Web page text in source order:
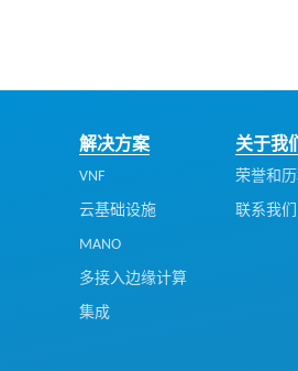
解决方案
VNF
云基础设施
MANO
多接入边缘计算
集成
关于我们
荣誉和
联系我们